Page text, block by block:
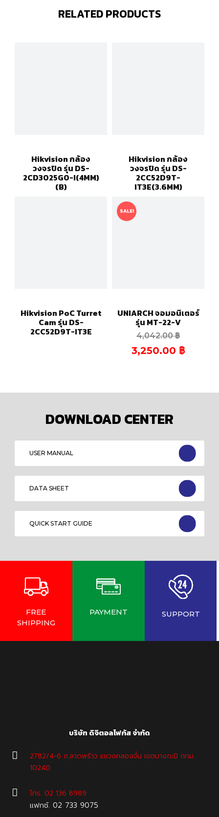
RELATED PRODUCTS
Hikvision กล้อง
วงจรปิด รุ่น DS-
2CD3025G0-I(4MM)
(B)
Hikvision กล้อง
วงจรปิด รุ่น DS-
2CC52D9T-
IT3E(3.6MM)
Hikvision PoC Turret
Cam รุ่น DS-
2CC52D9T-IT3E
SALE!
UNIARCH จอมอนิเตอร์
รุ่น MT-22-V
4,042.00฿
3,250.00 ฿
DOWNLOAD CENTER
USER MANUAL
DATA SHEET
QUICK START GUIDE
FREE
SHIPPING
PAYMENT SUPPORT
บริษัท ดิจิตอลโฟกัส จำกัด
2782/4-6 ถ.ลาดพร้าว แขวงคลองจั่น เขตบางกะปิ กทม.
10240
โทร. 02 136 8989
เเฟกช์. 02 733 9075